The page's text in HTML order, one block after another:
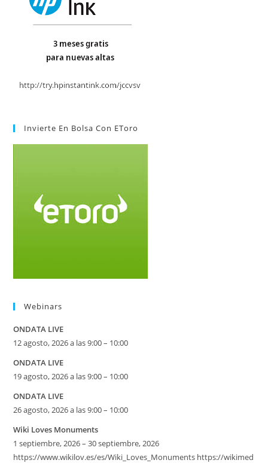
Invierte En Bolsa Con EToro
Webinars
ONDATA LIVE
12 agosto, 2026 a las 9:00 – 10:00
ONDATA LIVE
19 agosto, 2026 a las 9:00 – 10:00
ONDATA LIVE
26 agosto, 2026 a las 9:00 – 10:00
Wiki Loves Monuments
1 septiembre, 2026 – 30 septiembre, 2026
https://www.wikilov.es/es/Wiki_Loves_Monuments https://wikimed